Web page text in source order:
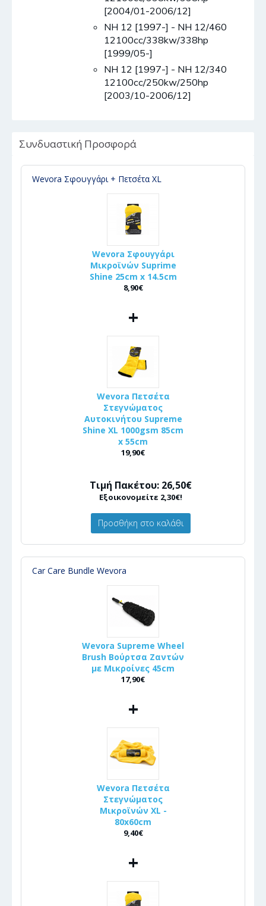
[2004/01-2006/12]
NH 12 [1997-] - NH 12/460
12100cc/338kw/338hp
[1999/05-]
NH 12 [1997-] - NH 12/340
12100cc/250kw/250hp
[2003/10-2006/12]
Συνδυαστική Προσφορά
Wevora Σφουγγάρι + Πετσέτα XL
Wevora Σφουγγάρι
Μικροϊνών Suprime
Shine 25cm x 14.5cm
8,90€
+
Wevora Πετσέτα
Στεγνώματος
Αυτοκινήτου Supreme
Shine XL 1000gsm 85cm
x 55cm
19,90€
Τιμή Πακέτου: 26,50€
Εξοικονομείτε 2,30€!
Προσθήκη στο καλάθι
Car Care Bundle Wevora
Wevora Supreme Wheel
Brush Βούρτσα Ζαντών
με Μικροίνες 45cm
17,90€
+
Wevora Πετσέτα
Στεγνώματος
Μικροϊνών XL -
80x60cm
9,40€
+